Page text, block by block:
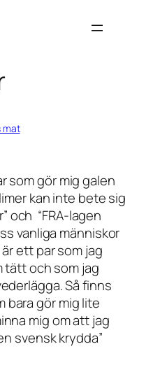
mat
som gör mig galen
kan inte bete sig
och “FRA-lagen
vanliga människor
ett par som jag
och som jag
Så finns
bara gör mig lite
mig om att jag
svensk krydda”